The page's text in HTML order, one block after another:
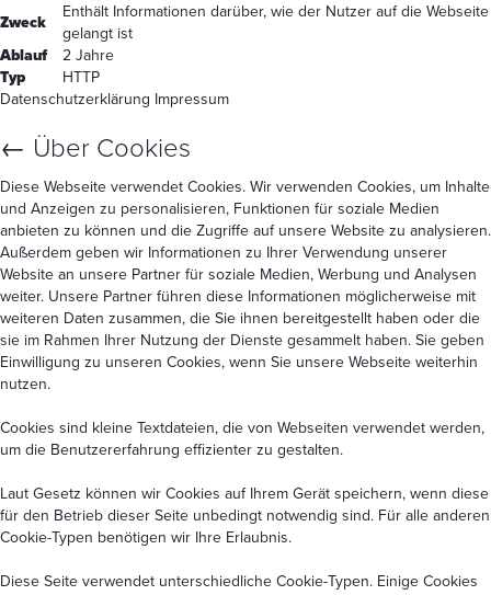
Zweck
Enthält Informationen darüber, wie der Nutzer auf die Webseite
gelangt ist
Ablauf
2 Jahre
Typ
HTTP
Datenschutzerklärung Impressum
← Über Cookies
Diese Webseite verwendet Cookies. Wir verwenden Cookies, um Inhalte
und Anzeigen zu personalisieren, Funktionen für soziale Medien
anbieten zu können und die Zugriffe auf unsere Website zu analysieren.
Außerdem geben wir Informationen zu Ihrer Verwendung unserer
Website an unsere Partner für soziale Medien, Werbung und Analysen
weiter. Unsere Partner führen diese Informationen möglicherweise mit
weiteren Daten zusammen, die Sie ihnen bereitgestellt haben oder die
sie im Rahmen Ihrer Nutzung der Dienste gesammelt haben. Sie geben
Einwilligung zu unseren Cookies, wenn Sie unsere Webseite weiterhin
nutzen.
Cookies sind kleine Textdateien, die von Webseiten verwendet werden,
um die Benutzererfahrung effizienter zu gestalten.
Laut Gesetz können wir Cookies auf Ihrem Gerät speichern, wenn diese
für den Betrieb dieser Seite unbedingt notwendig sind. Für alle anderen
Cookie-Typen benötigen wir Ihre Erlaubnis.
Diese Seite verwendet unterschiedliche Cookie-Typen. Einige Cookies